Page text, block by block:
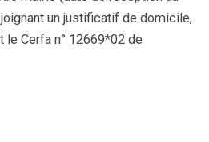
un justificatif de domicile,
le Cerfa n° 12669*02 de